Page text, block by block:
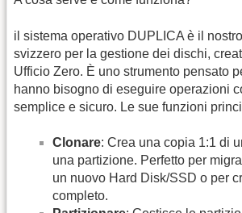
il sistema operativo DUPLICA è il
svizzero per la gestione dei dischi,
Ufficio Zero. È uno strumento pensato
hanno bisogno di eseguire operazioni
semplice e sicuro. Le sue funzioni
Clonare: Crea una copia 1:1 di
una partizione. Perfetto per
un nuovo Hard Disk/SSD o per
completo.